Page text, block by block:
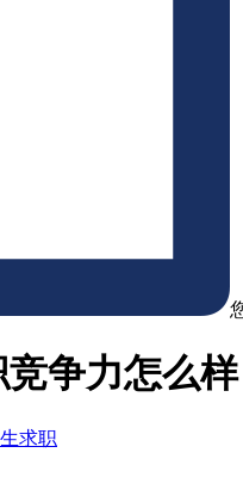
争力怎么样
求职